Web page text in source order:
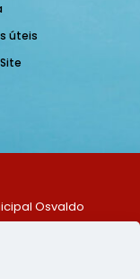
úteis
Osvaldo
553370-128